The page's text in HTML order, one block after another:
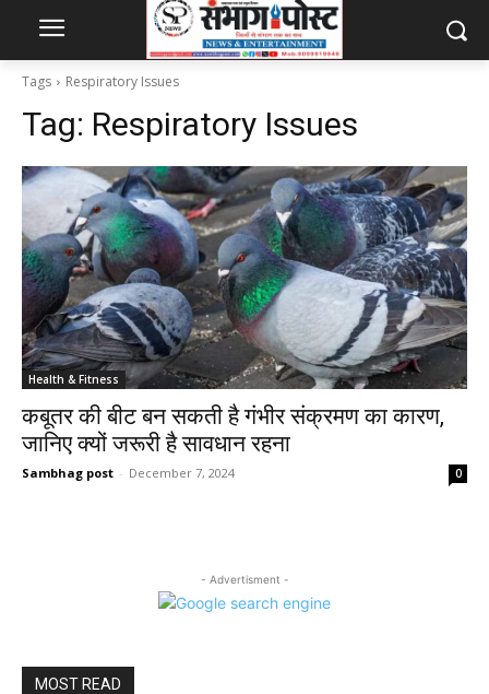
Tags Respiratory Issues
Tag: Respiratory Issues
Health & Fitness
कबूतर की बीट बन सकती है गंभीर संक्रमण का कारण,
जानिए क्यों जरूरी है सावधान रहना
Sambhag post - December 7, 2024 0
- Advertisment -
MOST READ